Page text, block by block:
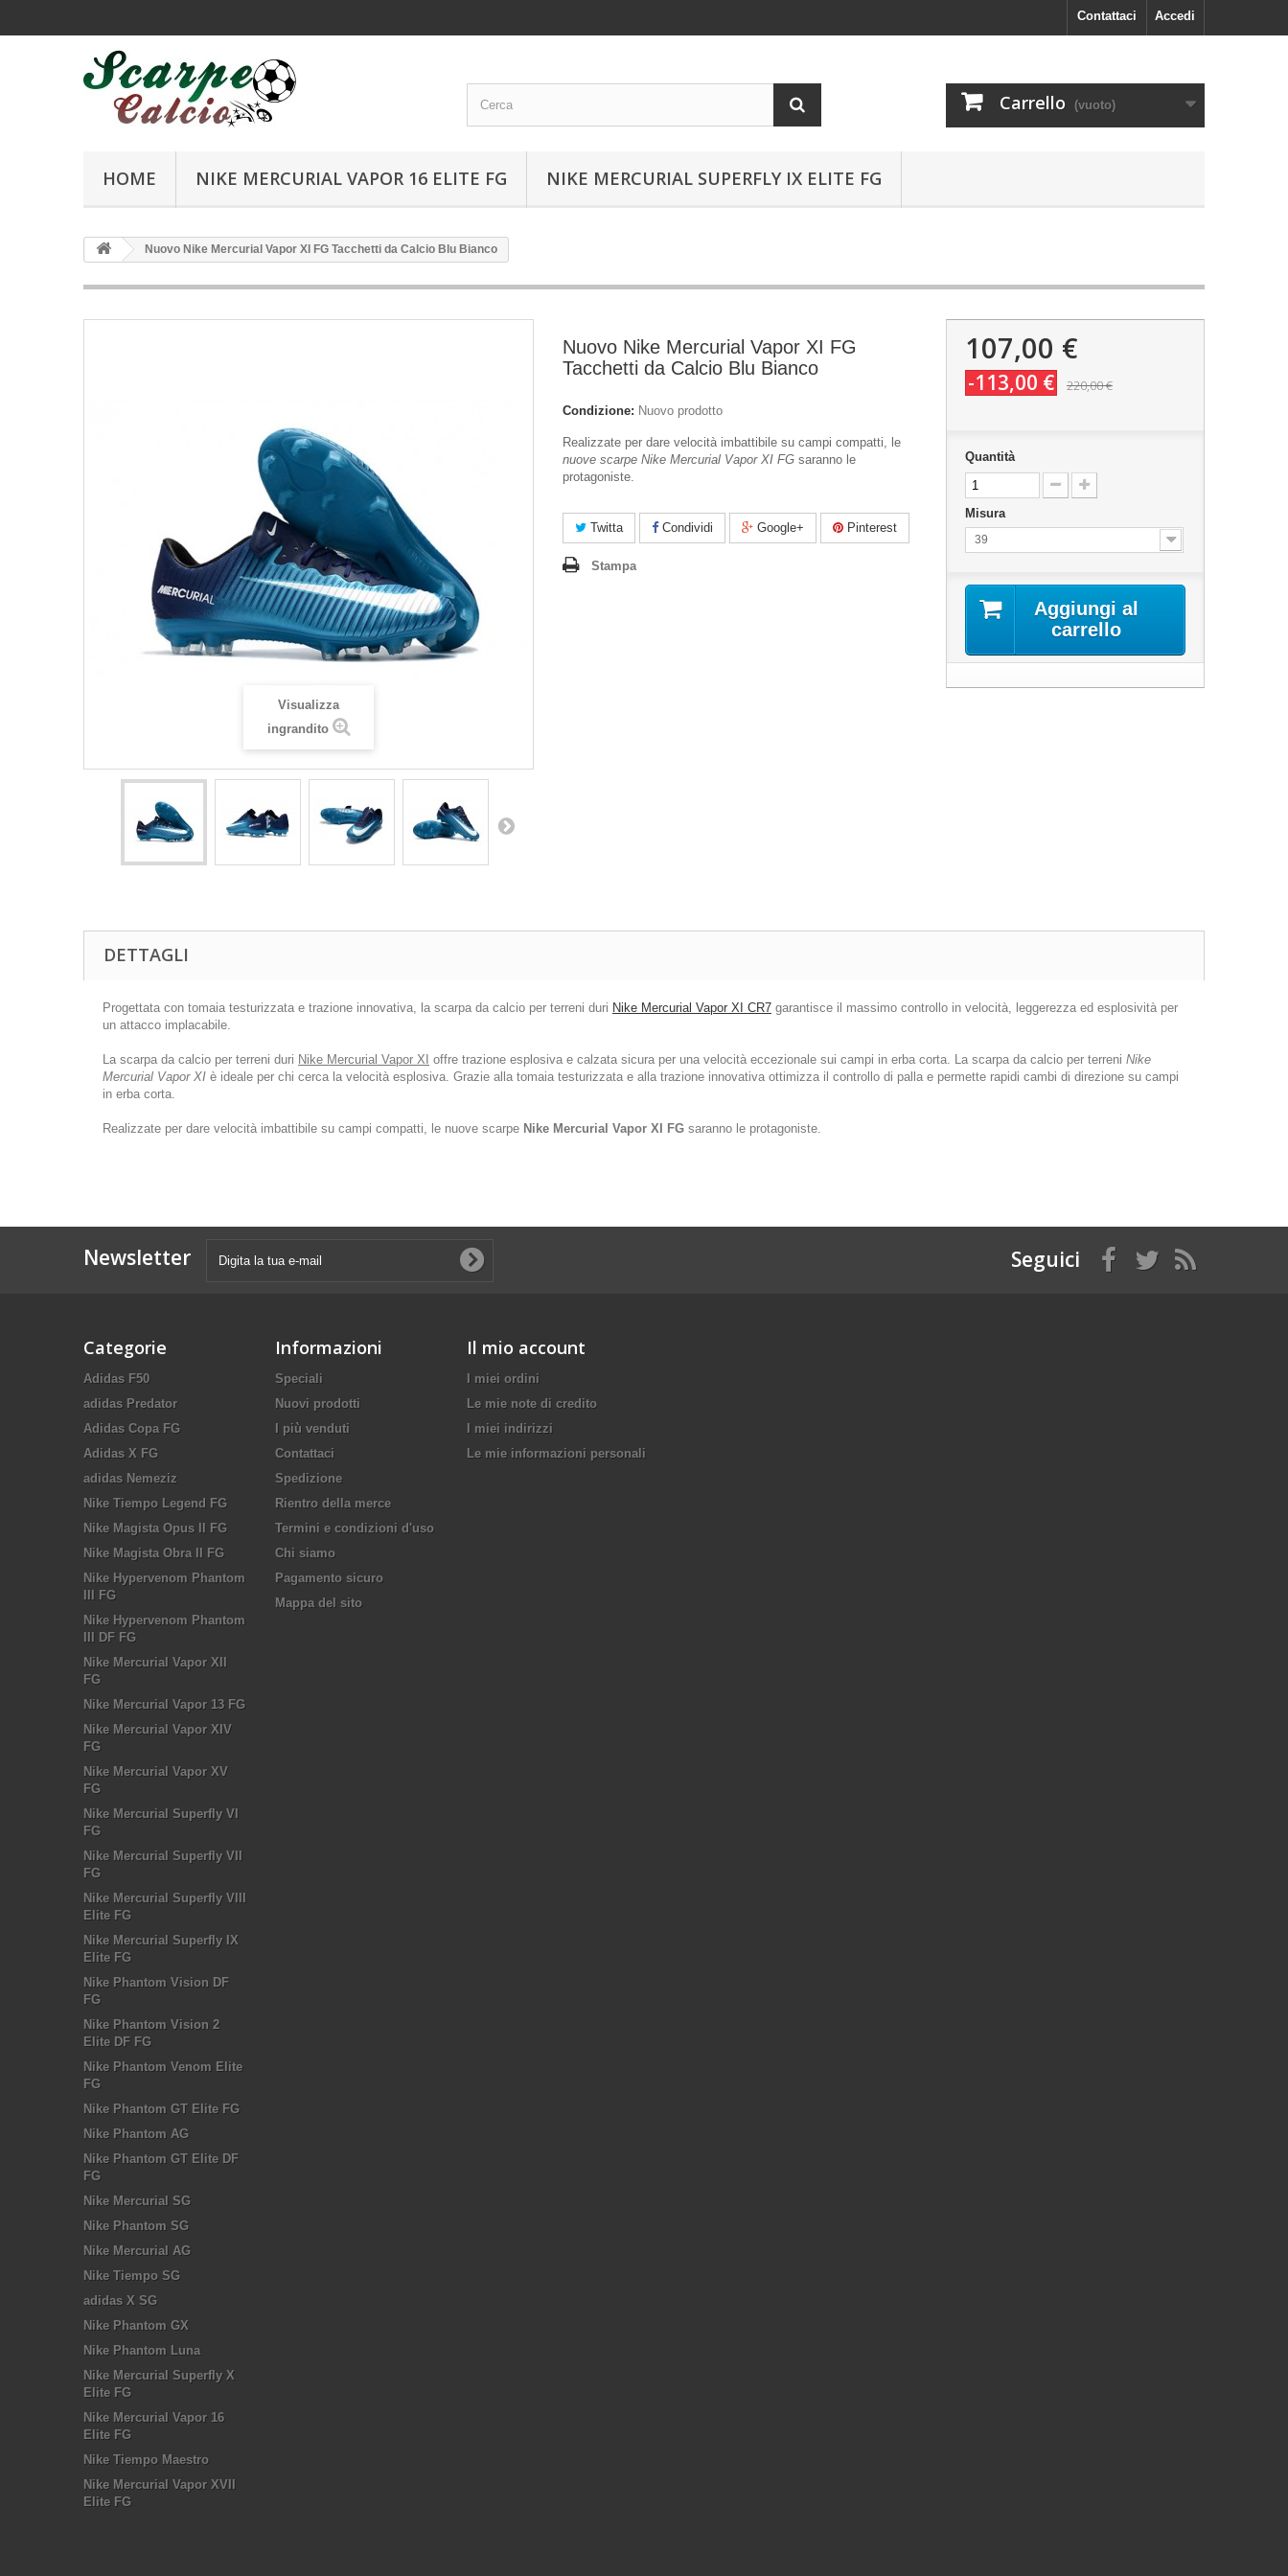
Accedi
Contattaci
Carrello (vuoto)
HOME NIKE MERCURIAL VAPOR 16 ELITE FG NIKE MERCURIAL SUPERFLY IX ELITE FG
Nuovo Nike Mercurial Vapor XI FG Tacchetti da Calcio Blu Bianco
Visualizza
ingrandito
Nuovo Nike Mercurial Vapor XI FG
Tacchetti da Calcio Blu Bianco
Condizione: Nuovo prodotto
Realizzate per dare velocità imbattibile su campi compatti, le
nuove scarpe Nike Mercurial Vapor XI FG saranno le
protagoniste.
Twitta Condividi Google+ Pinterest
Stampa
107,00 €
-113,00 € 220,00 €
Quantità
Misura
39
Aggiungi al
carrello
DETTAGLI
Progettata con tomaia testurizzata e trazione innovativa, la scarpa da calcio per terreni duri Nike Mercurial Vapor XI CR7 garantisce il massimo controllo in velocità, leggerezza ed esplosività per
un attacco implacabile.
La scarpa da calcio per terreni duri Nike Mercurial Vapor XI offre trazione esplosiva e calzata sicura per una velocità eccezionale sui campi in erba corta. La scarpa da calcio per terreni Nike
Mercurial Vapor XI è ideale per chi cerca la velocità esplosiva. Grazie alla tomaia testurizzata e alla trazione innovativa ottimizza il controllo di palla e permette rapidi cambi di direzione su campi
in erba corta.
Realizzate per dare velocità imbattibile su campi compatti, le nuove scarpe Nike Mercurial Vapor XI FG saranno le protagoniste.
Newsletter Seguici
Categorie
Adidas F50
adidas Predator
Adidas Copa FG
Adidas X FG
adidas Nemeziz
Nike Tiempo Legend FG
Nike Magista Opus II FG
Nike Magista Obra II FG
Nike Hypervenom Phantom
III FG
Nike Hypervenom Phantom
III DF FG
Nike Mercurial Vapor XII
FG
Nike Mercurial Vapor 13 FG
Nike Mercurial Vapor XIV
FG
Nike Mercurial Vapor XV
FG
Nike Mercurial Superfly VI
FG
Nike Mercurial Superfly VII
FG
Nike Mercurial Superfly VIII
Elite FG
Nike Mercurial Superfly IX
Elite FG
Nike Phantom Vision DF
FG
Nike Phantom Vision 2
Elite DF FG
Nike Phantom Venom Elite
FG
Nike Phantom GT Elite FG
Nike Phantom AG
Nike Phantom GT Elite DF
FG
Nike Mercurial SG
Nike Phantom SG
Nike Mercurial AG
Nike Tiempo SG
adidas X SG
Nike Phantom GX
Nike Phantom Luna
Nike Mercurial Superfly X
Elite FG
Nike Mercurial Vapor 16
Elite FG
Nike Tiempo Maestro
Nike Mercurial Vapor XVII
Elite FG
Informazioni
Speciali
Nuovi prodotti
I più venduti
Contattaci
Spedizione
Rientro della merce
Termini e condizioni d'uso
Chi siamo
Pagamento sicuro
Mappa del sito
Il mio account
I miei ordini
Le mie note di credito
I miei indirizzi
Le mie informazioni personali